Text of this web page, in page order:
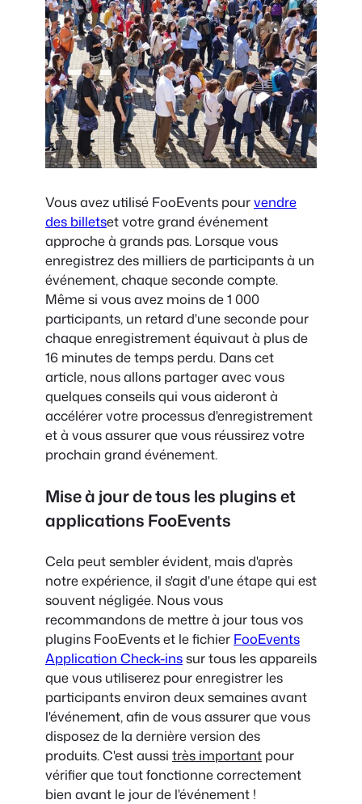
Vous avez utilisé FooEvents pourvendre
des billetset votre grand événement
approche à grands pas. Lorsque vous
enregistrez des milliers de participants à un
événement, chaque seconde compte.
Même si vous avez moins de 1 000
participants, un retard d'une seconde pour
chaque enregistrement équivaut à plus de
16 minutes de temps perdu. Dans cet
article, nous allons partager avec vous
quelques conseils qui vous aideront à
accélérer votre processus d'enregistrement
et à vous assurer que vous réussirez votre
prochain grand événement.
Mise à jour de tous les plugins et
applications FooEvents
Cela peut sembler évident, mais d'après
notre expérience, il s'agit d'une étape qui est
souvent négligée. Nous vous
recommandons de mettre à jour tous vos
plugins FooEvents et le fichier FooEvents
Application Check-inssur tous les appareils
que vous utiliserez pour enregistrer les
participants environ deux semaines avant
l'événement, afin de vous assurer que vous
disposez de la dernière version des
produits. C'est aussi très important pour
vérifier que tout fonctionne correctement
bien avant le jour de l'événement !